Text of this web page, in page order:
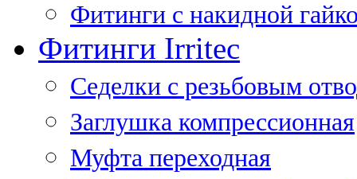
Фитинги с накидной
Фитинги Irritec
Седелки с резьбовым
Заглушка компрессионная
Муфта переходная